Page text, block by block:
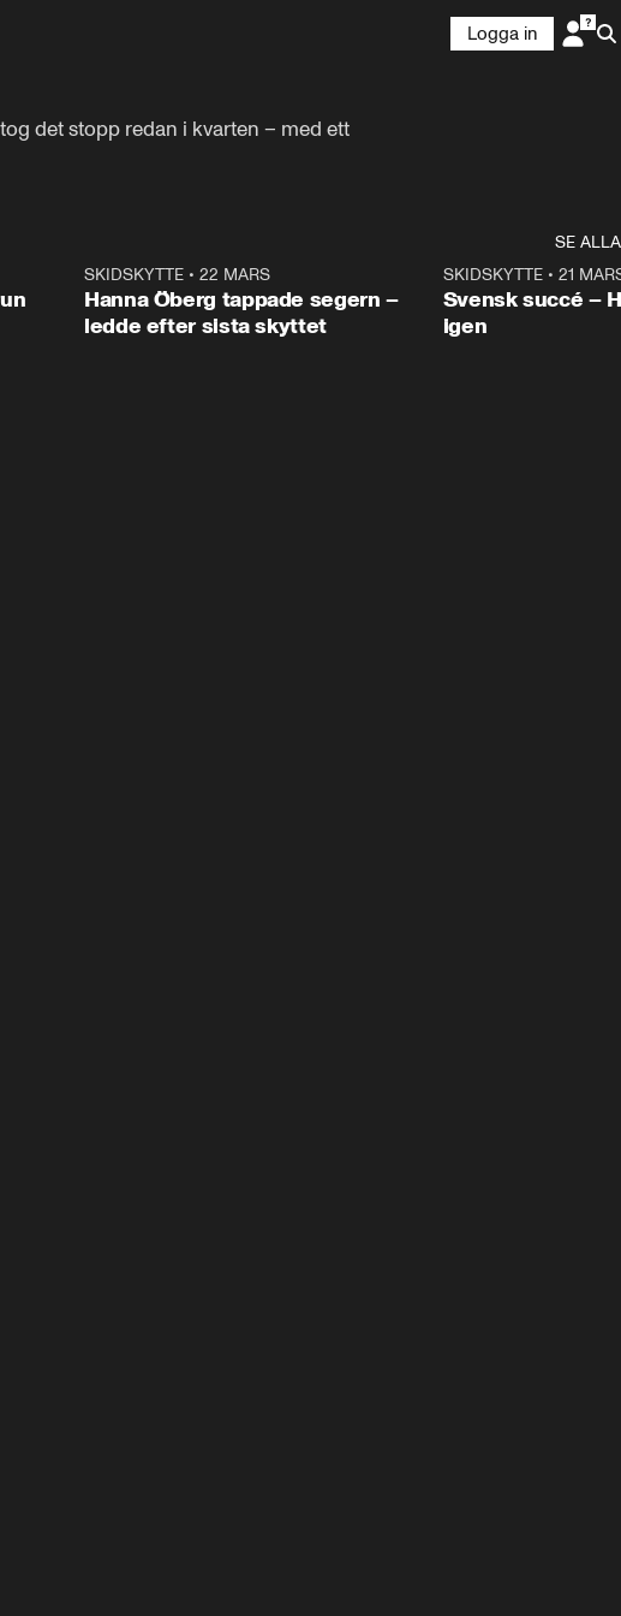
Logga in
det stopp redan i kvarten – med ett
SE ALLA
SKIDSKYTTE• 22 MARS
Hanna Öberg tappade segern –
ledde efter sista skyttet
SKIDSKYTTE• 21
Svensk succé –
igen